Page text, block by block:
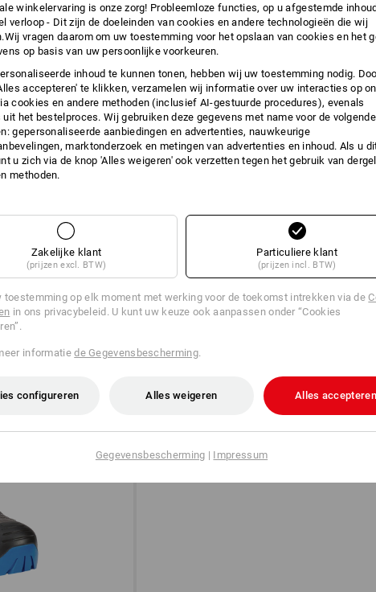
en EN ISO 20347:2022
om de kenmerken van
fijner te kunnen
op onze
Fit-systeem met
stellen pasvorm. BOA
is
winkelervaring is onze zorg! Probleemloze functies, op u afgestemde
verloop - Dit zijn de doeleinden van cookies en andere technologieën die wij
vragen daarom om uw toestemming voor het opslaan van cookies en het
op basis van uw persoonlijke voorkeuren.
inhoud te kunnen tonen, hebben wij uw toestemming nodig.
accepteren' te klikken, verzamelen wij informatie over uw interacties op
cookies en andere methoden (inclusief AI-gestuurde procedures), evenals
uit het bestelproces. Wij gebruiken deze gegevens met name voor de volgende
gepersonaliseerde aanbiedingen en advertenties, nauwkeurige
marktonderzoek en metingen van advertenties en inhoud. Als u
u zich via de knop 'Alles weigeren' ook verzetten tegen het gebruik van
methoden.
Zakelijke klant
(prijzen excl. BTW)
Particuliere klant
(prijzen incl. BTW)
toestemming op elk moment met werking voor de toekomst intrekken via de
in ons privacybeleid. U kunt uw keuze ook aanpassen onder “Cookies
informatiede Gegevensbescherming.
configureren Alles weigeren Alles accepteren
Gegevensbescherming | Impressum